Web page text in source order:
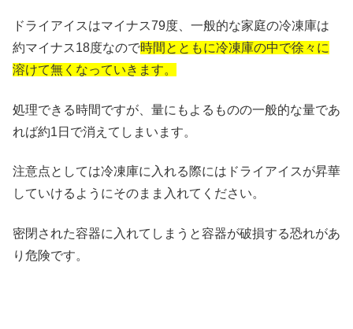
ドライアイスはマイナス79度、一般的な家庭の冷凍庫は
約マイナス18度なので時間とともに冷凍庫の中で徐々に
溶けて無くなっていきます。
処理できる時間ですが、量にもよるものの一般的な量であ
れば約1日で消えてしまいます。
注意点としては冷凍庫に入れる際にはドライアイスが昇華
していけるようにそのまま入れてください。
密閉された容器に入れてしまうと容器が破損する恐れがあ
り危険です。